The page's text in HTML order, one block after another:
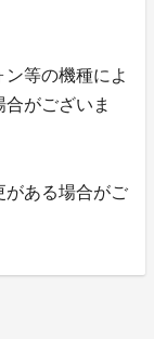
等の機種によ
がございま
ある場合がご